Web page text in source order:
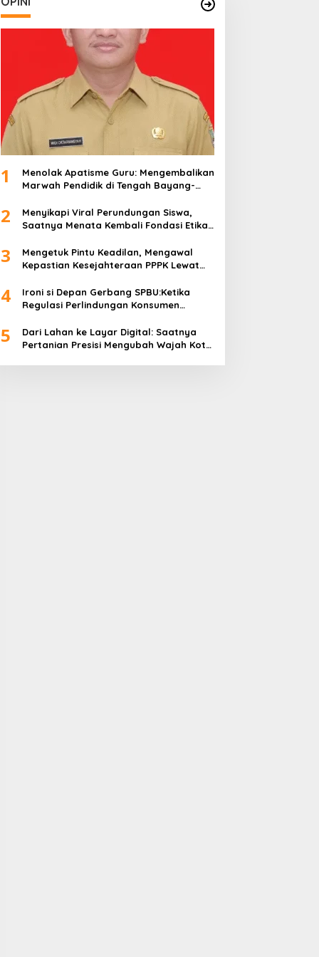
1
Menolak Apatisme Guru: Mengembalikan
Marwah Pendidik di Tengah Bayang-
2
Menyikapi Viral Perundungan Siswa,
Saatnya Menata Kembali Fondasi Etika
3
Mengetuk Pintu Keadilan, Mengawal
Kepastian Kesejahteraan PPPK Lewat
4
Ironi si Depan Gerbang SPBU:Ketika
Regulasi Perlindungan Konsumen
5
Dari Lahan ke Layar Digital: Saatnya
Pertanian Presisi Mengubah Wajah Kota